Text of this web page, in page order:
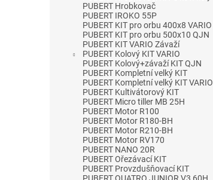
PUBERT Hrobkovač
PUBERT IROKO 55P
PUBERT KIT pro orbu 400x8 VARIO
PUBERT KIT pro orbu 500x10 QJN
PUBERT KIT VARIO Závaží
PUBERT Kolový KIT VARIO
PUBERT Kolový+závaží KIT QJN
PUBERT Kompletní velký KIT
PUBERT Kompletní velký KIT VARIO
PUBERT Kultivátorový KIT
PUBERT Micro tiller MB 25H
PUBERT Motor R100
PUBERT Motor R180-BH
PUBERT Motor R210-BH
PUBERT Motor RV170
PUBERT NANO 20R
PUBERT Ořezávací KIT
PUBERT Provzdušňovací KIT
PUBERT QUATRO JUNIOR V3 60H